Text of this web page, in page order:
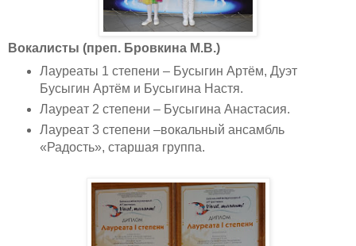
Вокалисты (преп. Бровкина М.В.)
Лауреаты 1 степени – Бусыгин Артём, Дуэт
Бусыгин Артём и Бусыгина Настя.
Лауреат 2 степени – Бусыгина Анастасия.
Лауреат 3 степени –вокальный ансамбль
«Радость», старшая группа.